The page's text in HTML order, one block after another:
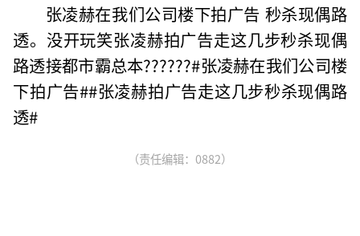
张凌赫在我们公司楼下拍广告 秒杀现偶路
透。没开玩笑张凌赫拍广告走这几步秒杀现偶
路透接都市霸总本??????#张凌赫在我们公司楼
下拍广告##张凌赫拍广告走这几步秒杀现偶路
透#
（责任编辑：0882）